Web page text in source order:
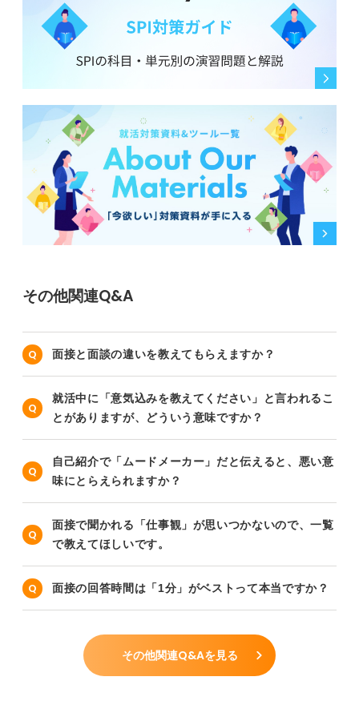
その他関連Q&A
面接と面談の違いを教えてもらえますか？
就活中に「意気込みを教えてください」と言われるこ
とがありますが、どういう意味ですか？
自己紹介で「ムードメーカー」だと伝えると、悪い意
味にとらえられますか？
面接で聞かれる「仕事観」が思いつかないので、一覧
で教えてほしいです。
面接の回答時間は「1分」がベストって本当ですか？
その他関連Q&Aを見る